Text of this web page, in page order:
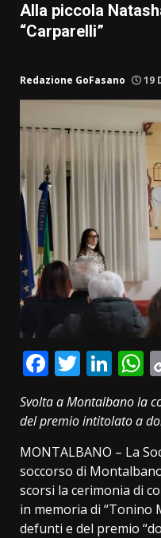
Alla piccola
“Carparelli”
Redazione GoFasano 19
Facebook
Svolta a Montalbano la
del premio intitolato a
MONTALBANO – La
soccorso di
scorsi la cerimonia di
in memoria di “Tonino
defunti e del premio